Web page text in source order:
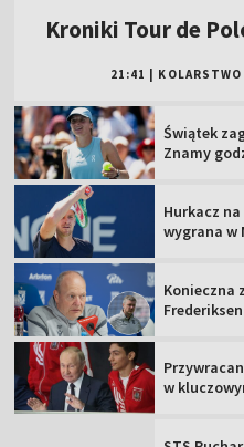
Kroniki Tour de
21:41 KOLARSTWO
Świątek
Znamy
Hurkacz
wygrana w
Konieczna
w